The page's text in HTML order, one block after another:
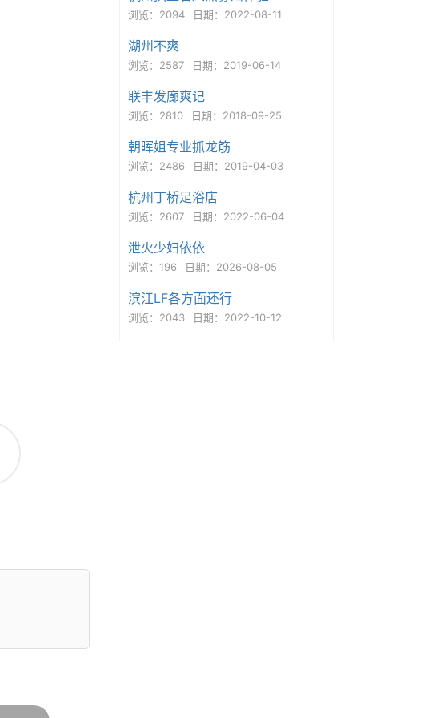
浏览：2094 日期：2022-08-11
湖州不爽
浏览：2587 日期：2019-06-14
联丰发廊爽记
浏览：2810 日期：2018-09-25
朝晖姐专业抓龙筋
浏览：2486 日期：2019-04-03
杭州丁桥足浴店
浏览：2607 日期：2022-06-04
泄火少妇依依
浏览：196 日期：2026-08-05
滨江LF各方面还行
浏览：2043 日期：2022-10-12